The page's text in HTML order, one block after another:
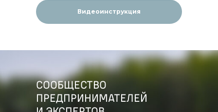
Видеоинструкция
СООБЩЕСТВО
ПРЕДПРИНИМАТЕЛЕЙ